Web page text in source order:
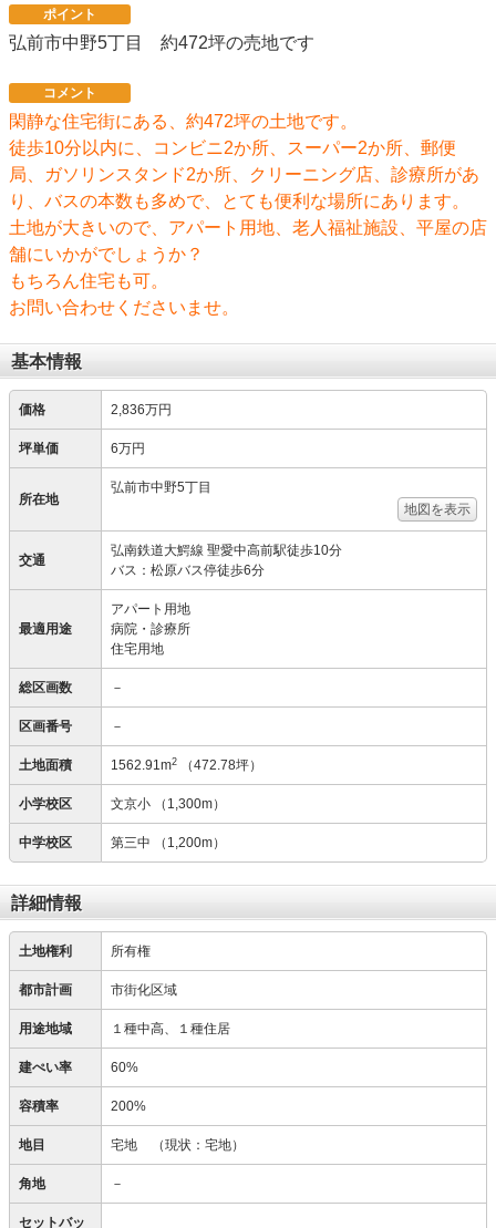
ポイント
弘前市中野5丁目 約472坪の売地です
コメント
閑静な住宅街にある、約472坪の土地です。
徒歩10分以内に、コンビニ2か所、スーパー2か所、郵便
局、ガソリンスタンド2か所、クリーニング店、診療所があ
り、バスの本数も多めで、とても便利な場所にあります。
土地が大きいので、アパート用地、老人福祉施設、平屋の店
舗にいかがでしょうか？
もちろん住宅も可。
お問い合わせくださいませ。
基本情報
価格 2,836万円
坪単価 6万円
所在地
弘前市中野5丁目
地図を表示
交通
弘南鉄道大鰐線 聖愛中高前駅徒歩10分
バス：松原バス停徒歩6分
最適用途
アパート用地
病院・診療所
住宅用地
総区画数 －
区画番号 －
土地面積 1562.91m2 （472.78坪）
小学校区 文京小 （1,300m）
中学校区 第三中 （1,200m）
詳細情報
土地権利 所有権
都市計画 市街化区域
用途地域 １種中高、１種住居
建ぺい率 60%
容積率 200%
地目 宅地 （現状：宅地）
角地 －
セットバッ